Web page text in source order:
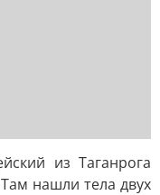
из Таганрога
нашли тела двух